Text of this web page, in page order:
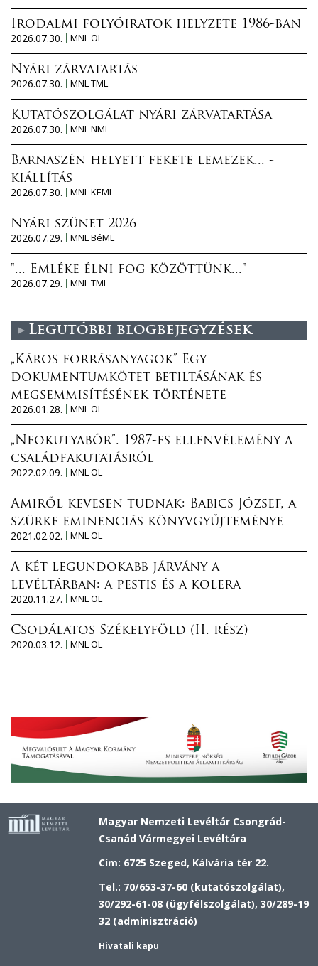
Irodalmi folyóiratok helyzete 1986-ban
2026.07.30.
MNL OL
Nyári zárvatartás
2026.07.30.
MNL TML
Kutatószolgálat nyári zárvatartása
2026.07.30.
MNL NML
Barnaszén helyett fekete lemezek... -
kiállítás
2026.07.30.
MNL KEML
Nyári szünet 2026
2026.07.29.
MNL BéML
"... Emléke élni fog közöttünk..."
2026.07.29.
MNL TML
Legutóbbi blogbejegyzések
„Káros forrásanyagok” Egy
dokumentumkötet betiltásának és
megsemmisítésének története
2026.01.28.
MNL OL
„Neokutyabőr”. 1987-es ellenvélemény a
családfakutatásról
2022.02.09.
MNL OL
Amiről kevesen tudnak: Babics József, a
szürke eminenciás könyvgyűjteménye
2021.02.02.
MNL OL
A két legundokabb járvány a
levéltárban: a pestis és a kolera
2020.11.27.
MNL OL
Csodálatos Székelyföld (II. rész)
2020.03.12.
MNL OL
Magyar Nemzeti Levéltár Csongrád-
Csanád Vármegyei Levéltára
Cím: 6725 Szeged, Kálvária tér 22.
Tel.: 70/653-37-60 (kutatószolgálat),
30/292-61-08 (ügyfélszolgálat), 30/289-19
32 (adminisztráció)
Hivatali kapu